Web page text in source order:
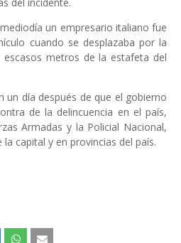
un empresario italiano fue
cuando se desplazaba por la
escasos metros de la estafeta del
un día después de que el gobierno
de la delincuencia en el país,
Armadas y la Policial Nacional,
capital y en provincias del país.